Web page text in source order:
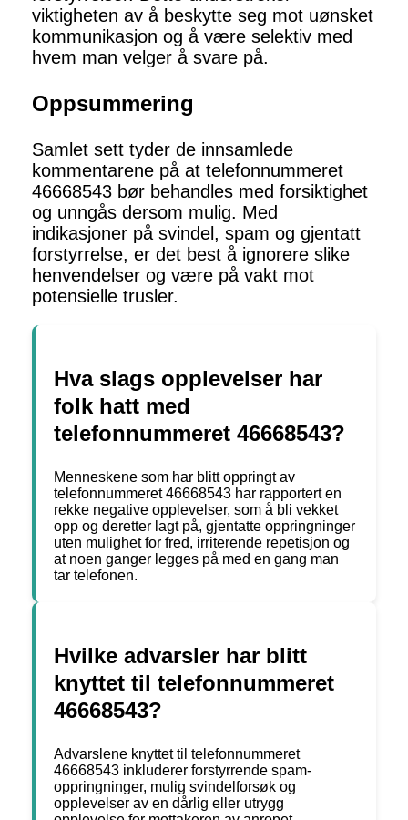
viktigheten av å beskytte seg mot uønsket
kommunikasjon og å være selektiv med
hvem man velger å svare på.
Oppsummering
Samlet sett tyder de innsamlede
kommentarene på at telefonnummeret
46668543 bør behandles med forsiktighet
og unngås dersom mulig. Med
indikasjoner på svindel, spam og gjentatt
forstyrrelse, er det best å ignorere slike
henvendelser og være på vakt mot
potensielle trusler.
Hva slags opplevelser har
folk hatt med
telefonnummeret 46668543?
Menneskene som har blitt oppringt av
telefonnummeret 46668543 har rapportert en
rekke negative opplevelser, som å bli vekket
opp og deretter lagt på, gjentatte oppringninger
uten mulighet for fred, irriterende repetisjon og
at noen ganger legges på med en gang man
tar telefonen.
Hvilke advarsler har blitt
knyttet til telefonnummeret
46668543?
Advarslene knyttet til telefonnummeret
46668543 inkluderer forstyrrende spam-
oppringninger, mulig svindelforsøk og
opplevelser av en dårlig eller utrygg